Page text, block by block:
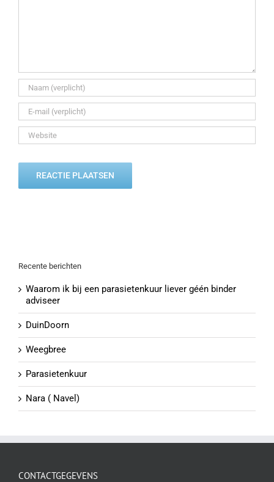
Recente berichten
Waarom ik bij een parasietenkuur liever géén binder
adviseer
DuinDoorn
Weegbree
Parasietenkuur
Nara ( Navel)
CONTACTGEGEVENS